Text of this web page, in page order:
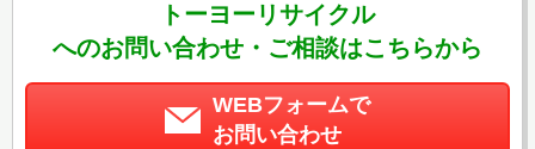
トーヨーリサイクル
へのお問い合わせ・ご相談はこちらから
WEBフォームで
お問い合わせ